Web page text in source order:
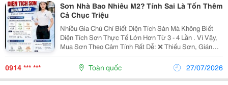
Sơn Nhà Bao Nhiêu M2? Tính Sai Là Tốn Thêm
Cả Chục Triệu
Nhiều Gia Chủ Chỉ Biết Diện Tích Sàn Mà Không Biết
Diện Tích Sơn Thực Tế Lớn Hơn Từ 3 - 4 Lần . Vì Vậy,
Mua Sơn Theo Cảm Tính Rất Dễ: ❌ Thiếu Sơn, Gián
Đoạn Thi Công. ❌ Dư Sơn, Lãng Phí Chi Phí. ❌ Báo Giá
Không Chính Xác. Muốn Biết Cần Bao Nhiêu...
0914 *** *** Toàn quốc 27/07/2026